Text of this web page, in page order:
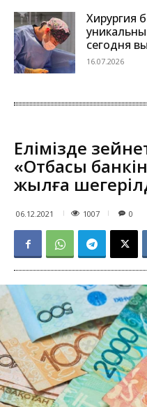
Хирургия
сегодня
16.07.2026